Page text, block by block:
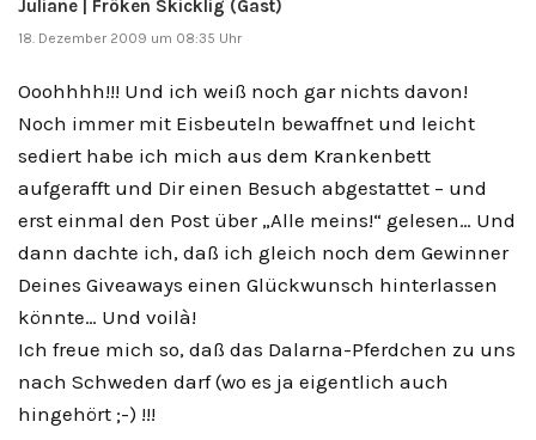
Juliane | Fröken Skicklig (Gast)
18. Dezember 2009 um 08:35 Uhr
Ooohhhh!!! Und ich weiß noch gar nichts davon!
Noch immer mit Eisbeuteln bewaffnet und leicht
sediert habe ich mich aus dem Krankenbett
aufgerafft und Dir einen Besuch abgestattet – und
erst einmal den Post über „Alle meins!“ gelesen… Und
dann dachte ich, daß ich gleich noch dem Gewinner
Deines Giveaways einen Glückwunsch hinterlassen
könnte… Und voilà!
Ich freue mich so, daß das Dalarna-Pferdchen zu uns
nach Schweden darf (wo es ja eigentlich auch
hingehört ;-) !!!